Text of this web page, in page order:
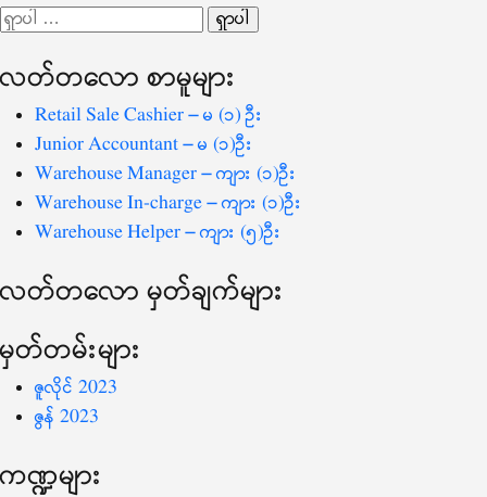
ပြ
ရှာ
စကားလုံး
လတ်တ‌လော စာမူများ
Retail Sale Cashier – မ (၁) ဦး
Junior Accountant – မ (၁)ဦး
Warehouse Manager – ကျား (၁)ဦး
Warehouse In-charge – ကျား (၁)ဦး
Warehouse Helper – ကျား (၅)ဦး
လတ်တ‌လော မှတ်ချက်များ
မှတ်တမ်းများ
ဇူလိုင် 2023
ဇွန် 2023
ကဏ္ဍများ